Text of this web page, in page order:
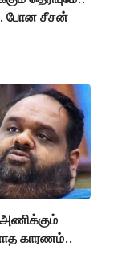
போன சீசன்
காரணம்..